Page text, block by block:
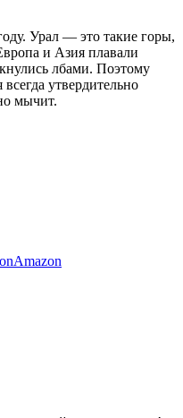
Урал — это такие горы,
и Азия плавали
лбами. Поэтому
утвердительно
мычит.
Amazon